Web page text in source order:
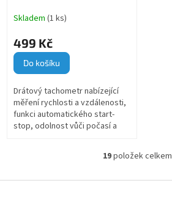
Skladem (1 ks)
499 Kč
Do košíku
Drátový tachometr nabízející
měření rychlosti a vzdálenosti,
funkci automatického start-
stop, odolnost vůči počasí a
O
l
19položek celkem